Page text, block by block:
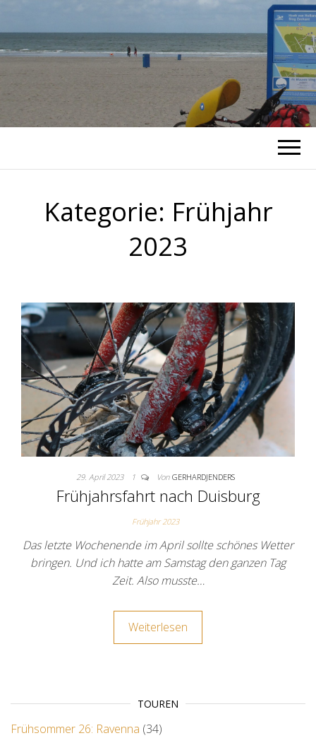
RADTOUREN
Blog von unterwegs
Kategorie: Frühjahr
2023
29. April 2023 1 Von GERHARDJENDERS
Frühjahrsfahrt nach Duisburg
Frühjahr 2023
Das letzte Wochenende im April sollte schönes Wetter
bringen. Und ich hatte am Samstag den ganzen Tag
Zeit. Also musste…
Weiterlesen
TOUREN
Frühsommer 26: Ravenna (34)